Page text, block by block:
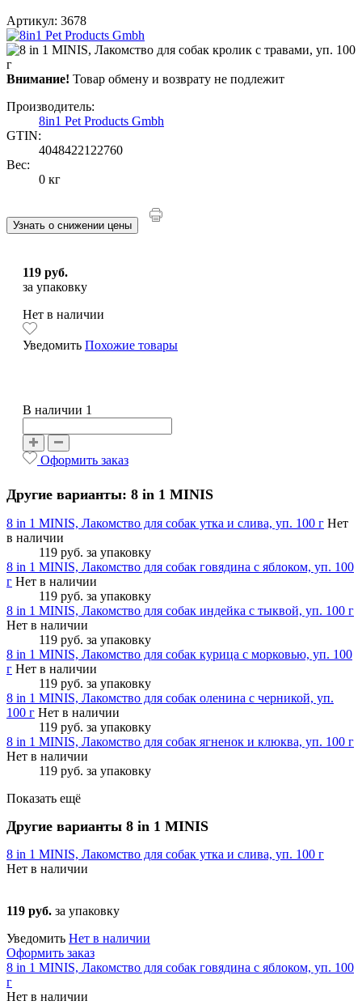
Артикул: 3678
Внимание! Товар обмену и возврату не подлежит
Производитель:
8in1 Pet Products Gmbh
GTIN:
4048422122760
Вес:
0 кг
Узнать о снижении цены
119 руб.
за упаковку
Нет в наличии
Уведомить Похожие товары
В наличии 1
Оформить заказ
Другие варианты: 8 in 1 MINIS
8 in 1 MINIS, Лакомство для собак утка и слива, уп. 100 г Нет
в наличии
119 руб. за упаковку
8 in 1 MINIS, Лакомство для собак говядина с яблоком, уп. 100
г Нет в наличии
119 руб. за упаковку
8 in 1 MINIS, Лакомство для собак индейка с тыквой, уп. 100 г
Нет в наличии
119 руб. за упаковку
8 in 1 MINIS, Лакомство для собак курица с морковью, уп. 100
г Нет в наличии
119 руб. за упаковку
8 in 1 MINIS, Лакомство для собак оленина с черникой, уп.
100 г Нет в наличии
119 руб. за упаковку
8 in 1 MINIS, Лакомство для собак ягненок и клюква, уп. 100 г
Нет в наличии
119 руб. за упаковку
Показать ещё
Другие варианты 8 in 1 MINIS
8 in 1 MINIS, Лакомство для собак утка и слива, уп. 100 г
Нет в наличии
119 руб. за упаковку
Уведомить Нет в наличии
Оформить заказ
8 in 1 MINIS, Лакомство для собак говядина с яблоком, уп. 100
г
Нет в наличии